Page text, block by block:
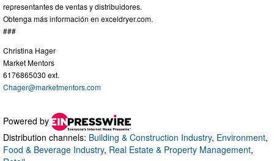
representantes de ventas y distribuidores.
Obtenga más información en exceldryer.com.
###
Christina Hager
Market Mentors
6176865030 ext.
Chager@marketmentors.com
Powered by
Distribution channels: Building & Construction Industry, Environment,
Food & Beverage Industry, Real Estate & Property Management,